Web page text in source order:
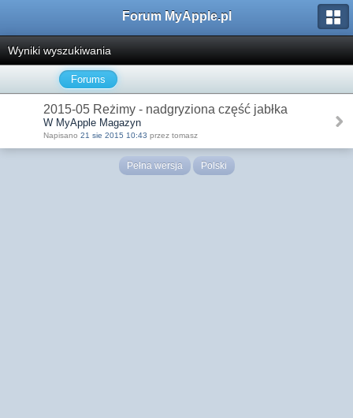
Forum MyApple.pl
Wyniki wyszukiwania
Forums
2015-05 Reżimy - nadgryziona część jabłka
W MyApple Magazyn
Napisano 21 sie 2015 10:43 przez tomasz
Pełna wersja Polski